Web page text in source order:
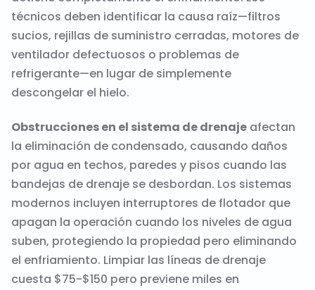
técnicos deben identificar la causa raíz—filtros
sucios, rejillas de suministro cerradas, motores de
ventilador defectuosos o problemas de
refrigerante—en lugar de simplemente
descongelar el hielo.
Obstrucciones en el sistema de drenajeafectan
la eliminación de condensado, causando daños
por agua en techos, paredes y pisos cuando las
bandejas de drenaje se desbordan. Los sistemas
modernos incluyen interruptores de flotador que
apagan la operación cuando los niveles de agua
suben, protegiendo la propiedad pero eliminando
el enfriamiento. Limpiar las líneas de drenaje
cuesta $75-$150 pero previene miles en